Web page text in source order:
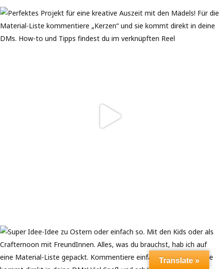
Translate »